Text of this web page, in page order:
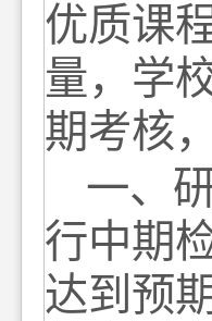
优质课
量，学
期考核
一、
行中期
达到预